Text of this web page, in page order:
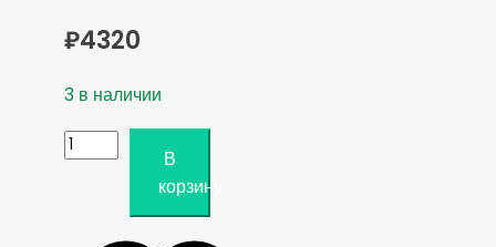
₽4320
3 в наличии
Количество
В
корзину